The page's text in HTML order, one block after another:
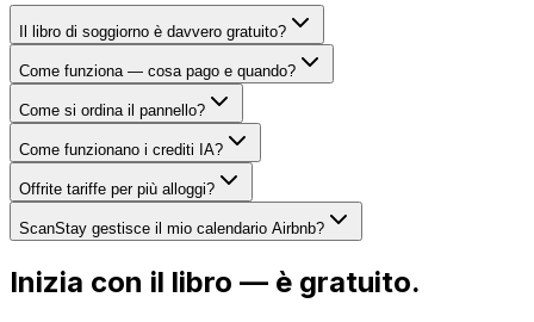
Il libro di soggiorno è davvero gratuito?
Come funziona — cosa pago e quando?
Come si ordina il pannello?
Come funzionano i crediti IA?
Offrite tariffe per più alloggi?
ScanStay gestisce il mio calendario Airbnb?
Inizia con il libro — è gratuito.